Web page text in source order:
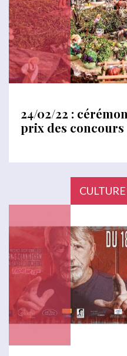
24/02/22 :
prix des concours
CULTURE